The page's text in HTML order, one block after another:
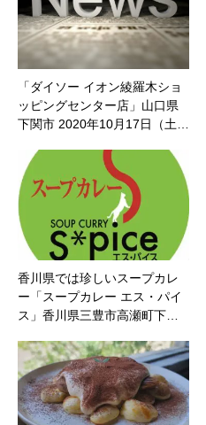
「ダイソー イオン綾羅木ショ
ッピングセンター店」山口県
下関市 2020年10月17日（土…
香川県では珍しいスープカレ
ー「スープカレー エス・パイ
ス」香川県三豊市高瀬町下…